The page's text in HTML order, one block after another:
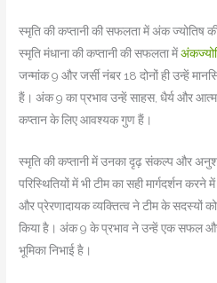
स्मृति की कप्तानी की सफलता में अंक ज्योतिष
स्मृति मंधाना की कप्तानी की सफलता में
जन्मांक 9 और जर्सी नंबर 18 दोनों ही उन्हें
हैं। अंक 9 का प्रभाव उन्हें साहस, धैर्य और
कप्तान के लिए आवश्यक गुण हैं।
स्मृति की कप्तानी में उनका दृढ़ संकल्प और
परिस्थितियों में भी टीम का सही मार्गदर्शन
और प्रेरणादायक व्यक्तित्व ने टीम के सदस्यों
किया है। अंक 9 के प्रभाव ने उन्हें एक सफल और
भूमिका निभाई है।